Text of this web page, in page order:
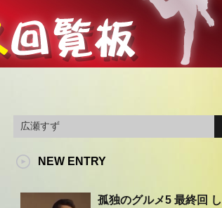
NEW ENTRY
孤独のグルメ5 最終回